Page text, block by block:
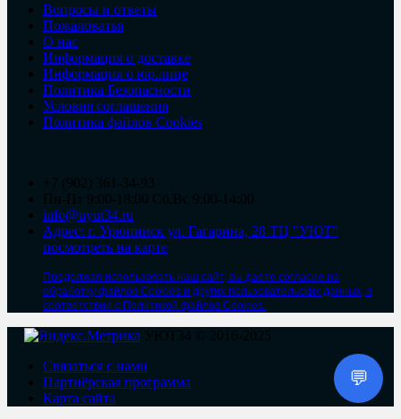
Вопросы и ответы
Пожаловатья
О нас
Информация о доставке
Информация о юр.лице
Политика Безопасности
Условия соглашения
Политика файлов Cookies
info@uyut34.ru
Адрес: г. Урюпинск ул. Гагарина, 28 ТЦ "УЮТ"
посмотреть на карте
Продолжая использовать наш сайт, вы даете согласие на
обработку файлов Cookies и других пользовательских данных, в
соответствии с Политикой файлов Cookies.
Связаться с нами
Партнёрская программа
Карта сайта
💬